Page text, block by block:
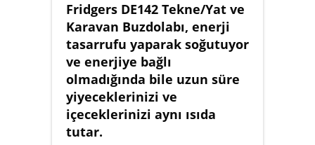
Fridgers DE142 Tekne/Yat ve
Karavan Buzdolabı, enerji
tasarrufu yaparak soğutuyor
ve enerjiye bağlı
olmadığında bile uzun süre
yiyeceklerinizi ve
içeceklerinizi aynı ısıda
tutar.